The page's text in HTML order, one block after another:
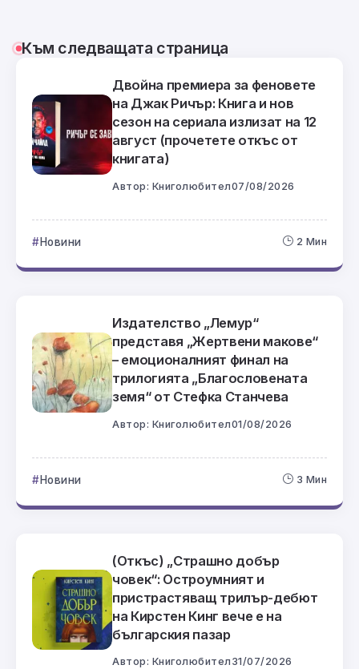
Към следващата страница
Двойна премиера за феновете
на Джак Ричър: Книга и нов
сезон на сериала излизат на 12
август (прочетете откъс от
книгата)
Автор: Книголюбител07/08/2026
Новини 2 Мин
Издателство „Лемур“
представя „Жертвени макове“
– емоционалният финал на
трилогията „Благословената
земя“ от Стефка Станчева
Автор: Книголюбител01/08/2026
Новини 3 Мин
(Откъс) „Страшно добър
човек“: Остроумният и
пристрастяващ трилър-дебют
на Кирстен Кинг вече е на
българския пазар
Автор: Книголюбител 31/07/2026